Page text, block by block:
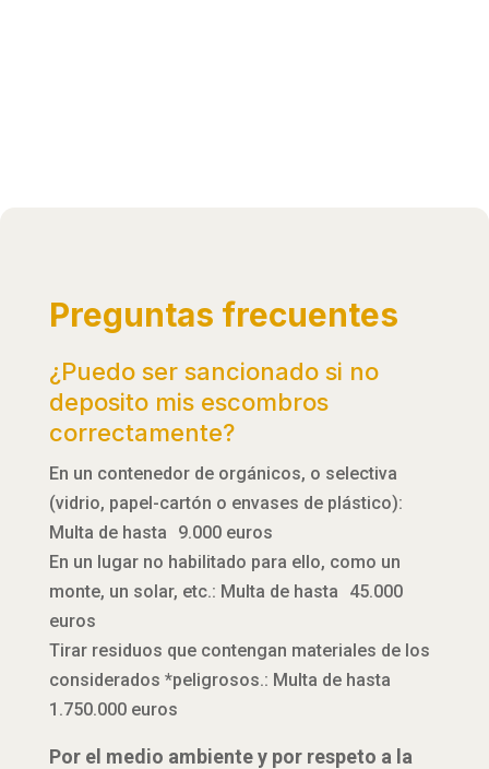
Preguntas frecuentes
¿Puedo ser sancionado si no
deposito mis escombros
correctamente?
En un contenedor de orgánicos, o selectiva
(vidrio, papel-cartón o envases de plástico):
Multa de hasta 9.000 euros
En un lugar no habilitado para ello, como un
monte, un solar, etc.: Multa de hasta 45.000
euros
Tirar residuos que contengan materiales de los
considerados *peligrosos.: Multa de hasta
1.750.000 euros
Por el medio ambiente y por respeto a la